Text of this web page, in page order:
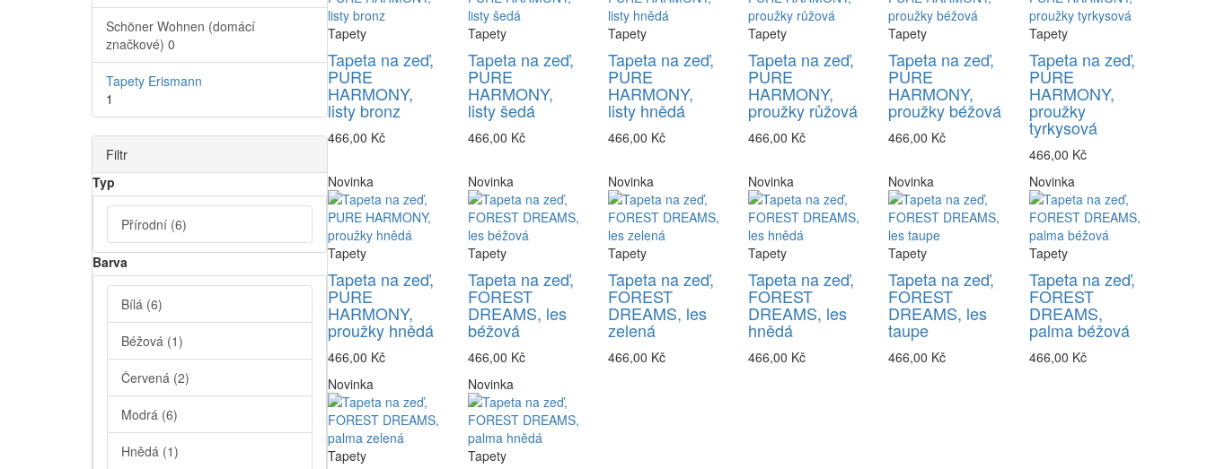
Schöner Wohnen (domácí
značkové) 0
Tapety Erismann
1
Filtr
Typ
Přírodní (6)
Barva
Bílá (6)
Béžová (1)
Červená (2)
Modrá (6)
Hnědá (1)
Tapety
Tapeta na zeď,
PURE
HARMONY,
listy bronz
466,00 Kč
Tapety
Tapeta na zeď,
PURE
HARMONY,
listy šedá
466,00 Kč
Tapety
Tapeta na zeď,
PURE
HARMONY,
listy hnědá
466,00 Kč
Tapety
Tapeta na zeď,
PURE
HARMONY,
proužky růžová
466,00 Kč
Tapety
Tapeta na zeď,
PURE
HARMONY,
proužky béžová
466,00 Kč
Tapety
Tapeta na zeď,
PURE
HARMONY,
proužky
tyrkysová
466,00 Kč
Novinka
Tapety
Tapeta na zeď,
PURE
HARMONY,
proužky hnědá
466,00 Kč
Novinka
Tapety
Tapeta na zeď,
FOREST
DREAMS, les
béžová
466,00 Kč
Novinka
Tapety
Tapeta na zeď,
FOREST
DREAMS, les
zelená
466,00 Kč
Novinka
Tapety
Tapeta na zeď,
FOREST
DREAMS, les
hnědá
466,00 Kč
Novinka
Tapety
Tapeta na zeď,
FOREST
DREAMS, les
taupe
466,00 Kč
Novinka
Tapety
Tapeta na zeď,
FOREST
DREAMS,
palma béžová
466,00 Kč
Novinka
Tapety
Novinka
Tapety